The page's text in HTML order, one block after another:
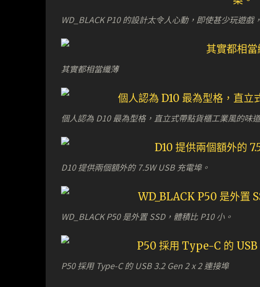
WD_BLACK P10 的設計太令人心動，即使甚少玩遊戲
其實都相當纖薄
個人認為 D10 最為型格，直立式帶點貨櫃工業風的味
D10 提供兩個額外的 7.5W USB 充電埠。
WD_BLACK P50 是外置 SSD，體積比 P10 小。
P50 採用 Type-C 的 USB 3.2 Gen 2 x 2 連接埠